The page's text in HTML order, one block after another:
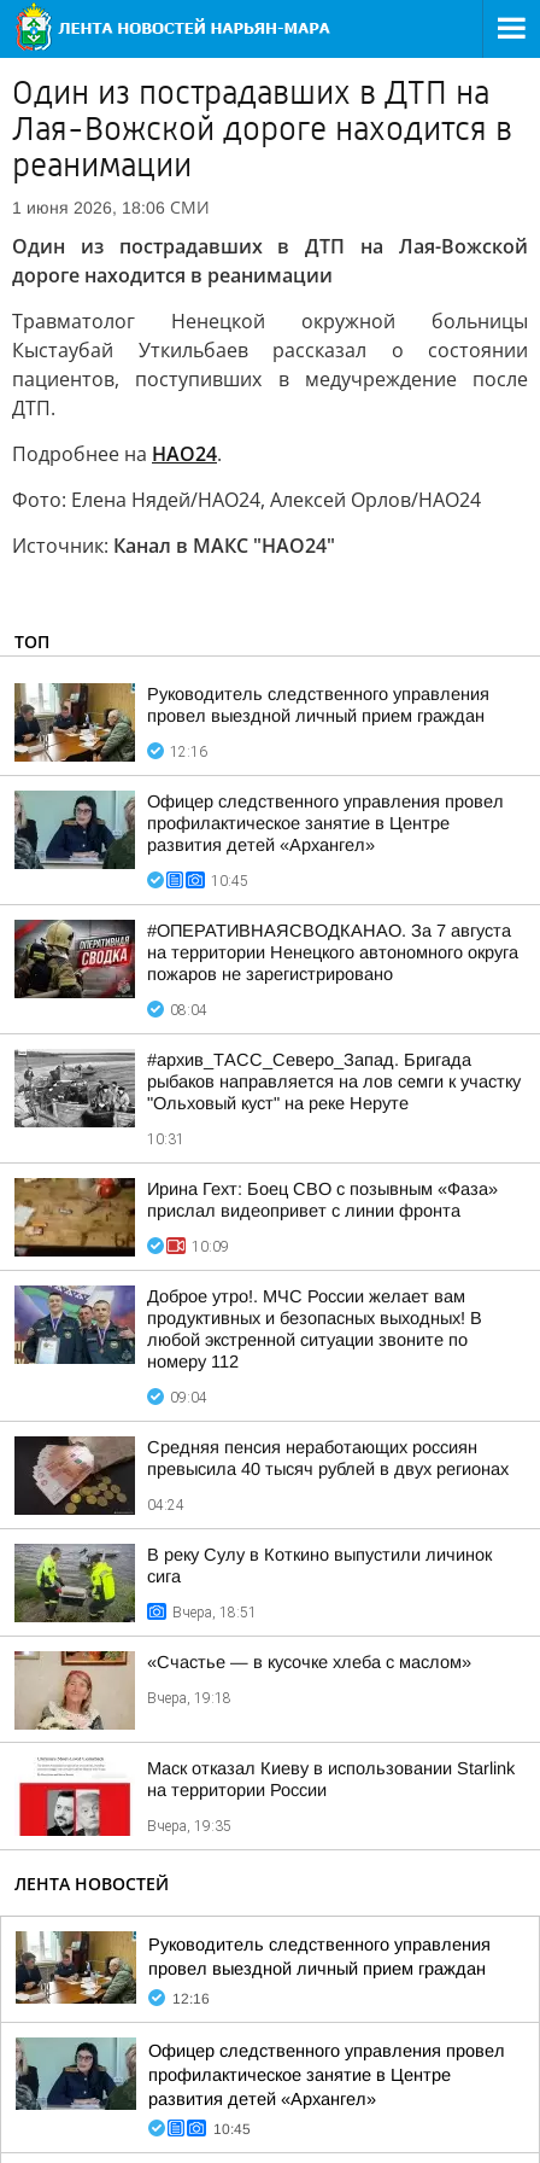
Один из пострадавших в ДТП на
Лая-Вожской дороге находится в
реанимации
1 июня 2026, 18:06 СМИ
Один из пострадавших в ДТП на Лая-Вожской
дороге находится в реанимации
Травматолог Ненецкой окружной больницы
Кыстаубай Уткильбаев рассказал о состоянии
пациентов, поступивших в медучреждение после
ДТП.
Подробнее на НАО24.
Фото: Елена Нядей/НАО24, Алексей Орлов/НАО24
Источник: Канал в МАКС "НАО24"
ТОП
Руководитель следственного управления
провел выездной личный прием граждан
12:16
Офицер следственного управления провел
профилактическое занятие в Центре
развития детей «Архангел»
10:45
#ОПЕРАТИВНАЯСВОДКАНАО. За 7 августа
на территории Ненецкого автономного округа
пожаров не зарегистрировано
08:04
#архив_ТАСС_Северо_Запад. Бригада
рыбаков направляется на лов семги к участку
"Ольховый куст" на реке Неруте
10:31
Ирина Гехт: Боец СВО с позывным «Фаза»
прислал видеопривет с линии фронта
10:09
Доброе утро!. МЧС России желает вам
продуктивных и безопасных выходных! В
любой экстренной ситуации звоните по
номеру 112
09:04
Средняя пенсия неработающих россиян
превысила 40 тысяч рублей в двух регионах
04:24
В реку Сулу в Коткино выпустили личинок
сига
Вчера, 18:51
«Счастье — в кусочке хлеба с маслом»
Вчера, 19:18
Маск отказал Киеву в использовании Starlink
на территории России
Вчера, 19:35
ЛЕНТА НОВОСТЕЙ
Руководитель следственного управления
провел выездной личный прием граждан
12:16
Офицер следственного управления провел
профилактическое занятие в Центре
развития детей «Архангел»
10:45